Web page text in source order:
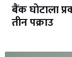
बैंक घोटाला
तीन पक्राउ